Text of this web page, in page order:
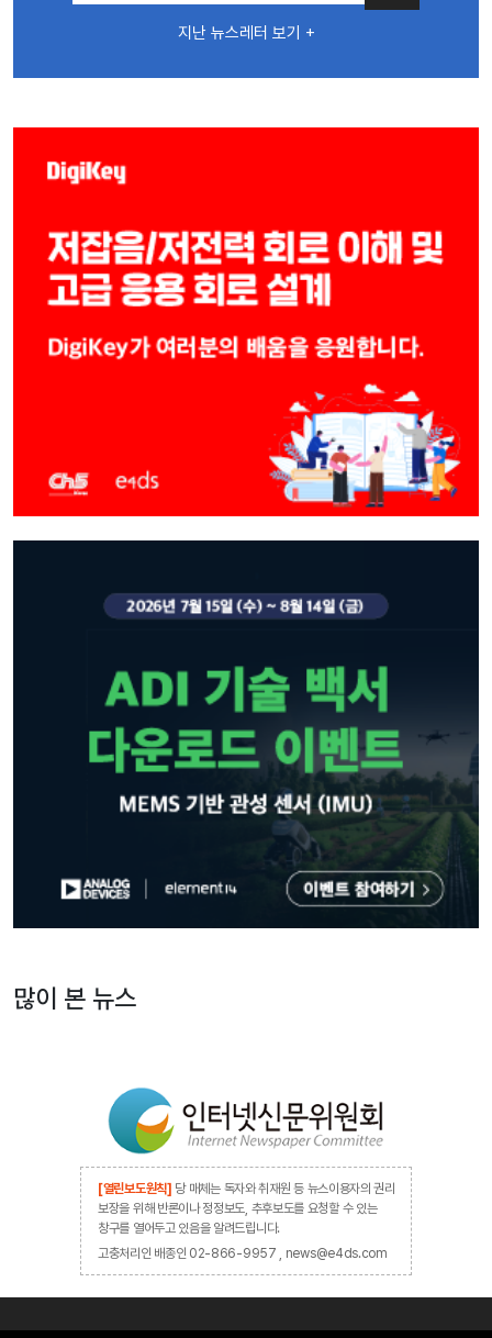
지난 뉴스레터 보기 +
많이 본 뉴스
[열린보도원칙] 당 매체는 독자와 취재원 등 뉴스이용자의 권리
보장을 위해 반론이나 정정보도, 추후보도를 요청할 수 있는
창구를 열어두고 있음을 알려드립니다.
고충처리인 배종인 02-866-9957 , news@e4ds.com